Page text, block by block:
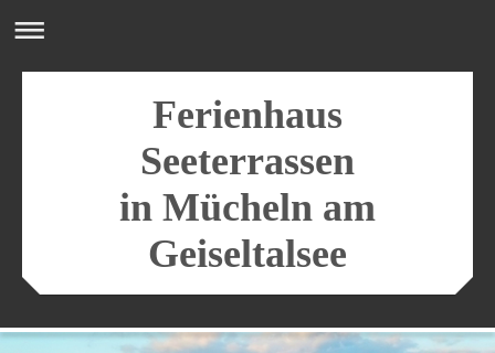
Ferienhaus
Seeterrassen
in Mücheln am
Geiseltalsee